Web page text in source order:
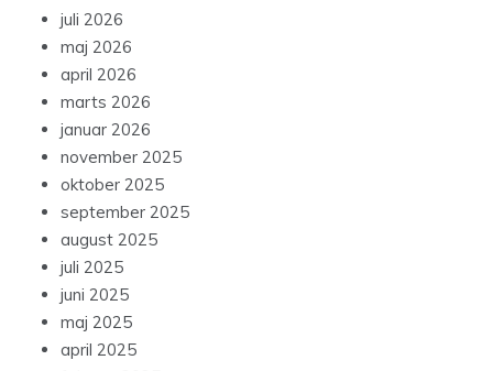
juli 2026
maj 2026
april 2026
marts 2026
januar 2026
november 2025
oktober 2025
september 2025
august 2025
juli 2025
juni 2025
maj 2025
april 2025